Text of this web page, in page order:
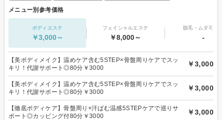
メニュー別参考価格
ボディエステ
￥3,000～
フェイシャルエステ
￥8,000～
脱毛・ムダ毛処
-
【美ボディメイク】温めケア含む5STEP×骨盤周りケアでスッ
キリ！代謝サポート◎80分￥3000
￥3,000
【美ボディメイク】温めケア含む5STEP×骨盤周りケアでスッ
キリ！代謝サポート◎80分￥3000
￥3,000
【徹底ボディケア】骨盤周り×汗ばむ温感5STEPケアで巡りサ
ポート◎カッピング付80分￥3000
￥3,000